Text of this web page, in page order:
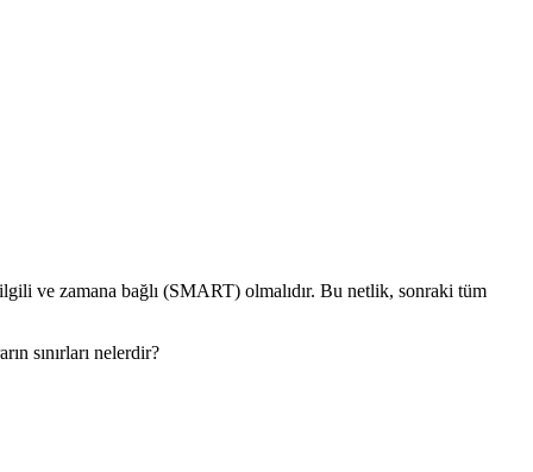
ve zamana bağlı (SMART) olmalıdır. Bu netlik, sonraki tüm
sınırları nelerdir?